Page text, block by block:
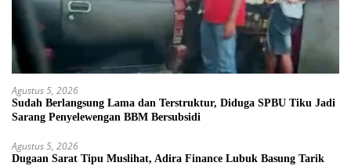
Agustus 5, 2026
Sudah Berlangsung Lama dan Terstruktur, Diduga SPBU Tiku Jadi
Sarang Penyelewengan BBM Bersubsidi
Agustus 5, 2026
Dugaan Sarat Tipu Muslihat, Adira Finance Lubuk Basung Tarik